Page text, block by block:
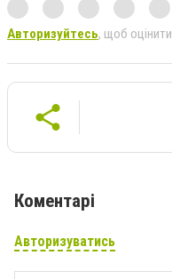
Авторизуйтесь, щоб оцінити
Коментарі
Авторизуватись